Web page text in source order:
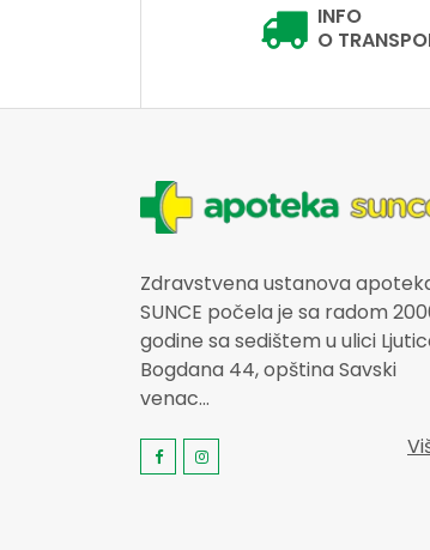
INFO
O
Zdravstvena ustanova
SUNCE počela je sa radom
godine sa sedištem u ulici
Bogdana 44, opština Savski
venac...